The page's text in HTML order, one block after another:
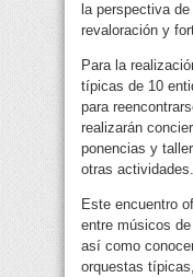
la perspectiva
revaloración y
Para la
típicas de 10
para
realizarán
ponencias y
otras actividades.
Este encuentro
entre músicos
así como
orquestas